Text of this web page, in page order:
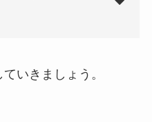
いきましょう。